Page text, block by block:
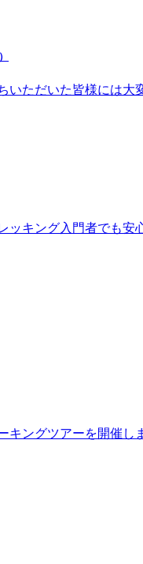
ただいた皆様には
キング入門者でも
ングツアーを開催